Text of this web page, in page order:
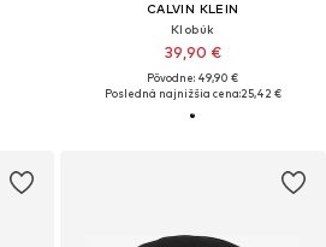
CALVIN KLEIN
Klobúk
39,90 €
Pôvodne: 49,90 €
Posledná najnižšia cena:25,42 €